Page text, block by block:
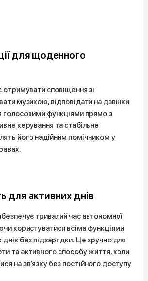
для щоденного
отримувати сповіщення зі
музикою, відповідати на дзвінки
голосовими функціями прямо з
керування та стабільне
його надійним помічником у
для активних днів
тривалий час автономної
користуватися всіма функціями
днів без підзарядки. Це зручно для
та активного способу життя, коли
на зв’язку без постійного доступу